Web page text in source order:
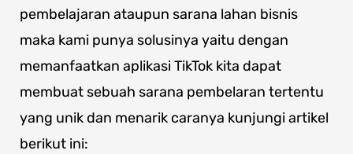
pembelajaran ataupun sarana lahan bisnis
maka kami punya solusinya yaitu dengan
memanfaatkan aplikasi TikTok kita dapat
membuat sebuah sarana pembelaran tertentu
yang unik dan menarik caranya kunjungi artikel
berikut ini: